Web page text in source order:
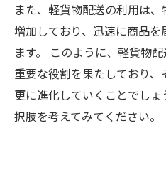
また、軽貨物配送の利用は、
増加しており、迅速に商品を
ます。 このように、軽貨物
重要な役割を果たしており
更に進化していくことでし
択肢を考えてみてください。